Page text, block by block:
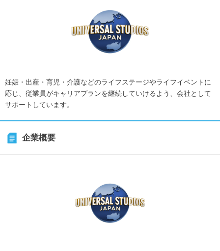
妊娠・出産・育児・介護などのライフステージやライフイベントに
応じ、従業員がキャリアプランを継続していけるよう、会社として
サポートしています。
企業概要